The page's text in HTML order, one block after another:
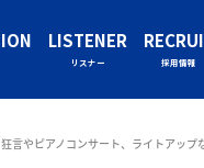
LISTENER
リスナー 採用情報
言やピアノコンサート、ライトアップ